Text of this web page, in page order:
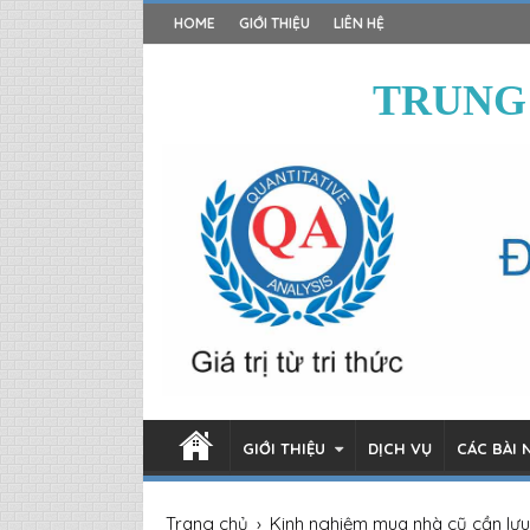
HOME GIỚI THIỆU LIÊN HỆ
GIỚI THIỆU DỊCH VỤ CÁC BÀI
Trang chủ › Kinh nghiệm mua nhà cũ cần